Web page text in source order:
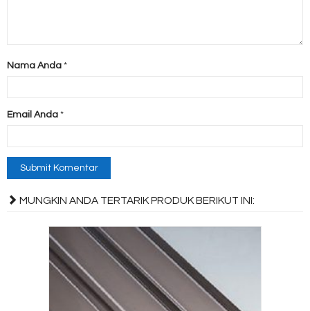
Nama Anda *
Email Anda *
MUNGKIN ANDA TERTARIK PRODUK BERIKUT INI: